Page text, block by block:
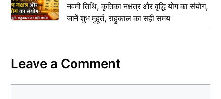
नवमी तिथि, कृतिका नक्षत्र और वृद्धि योग का संयोग,
जानें शुभ मुहूर्त, राहुकाल का सही समय
Leave a Comment